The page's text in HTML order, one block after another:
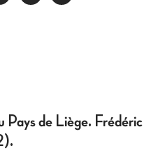
Pays de Liège. Frédéric